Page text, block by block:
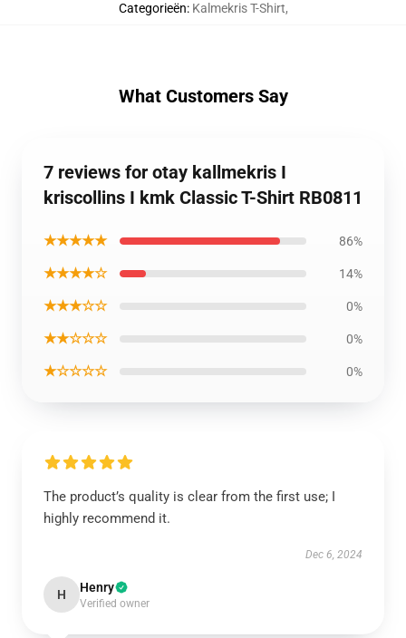
Categorieën: Kalmekris T-Shirt,
What Customers Say
7 reviews for otay kallmekris I
kriscollins I kmk Classic T-Shirt RB0811
★★★★★ 86%
★★★★☆ 14%
★★★☆☆ 0%
★★☆☆☆ 0%
★☆☆☆☆ 0%
The product’s quality is clear from the first use; I
highly recommend it.
Dec 6, 2024
H Henry
Verified owner